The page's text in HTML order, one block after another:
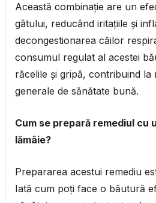
Această combinație are un
gâtului, reducând iritațiile și
decongestionarea căilor
consumul regulat al acestei
răcelile și gripă, contribuind la
generale de sănătate bună.
Cum se prepară remediul cu
lămâie?
Prepararea acestui remediu
Iată cum poți face o băutură